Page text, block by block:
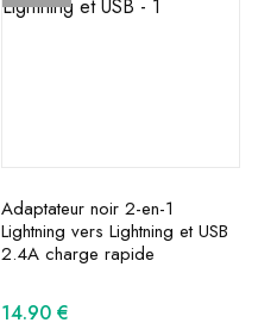
Adaptateur noir 2-en-1
Lightning vers Lightning et USB
2.4A charge rapide
14.90 €